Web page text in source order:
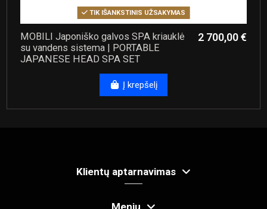
TIK IŠANKSTINIS UŽSAKYMAS
MOBILI Japoniško galvos SPA kriauklė
su vandens sistema | PORTABLE
JAPANESE HEAD SPA SET
2 700,00 €
Į krepšelį
Klientų aptarnavimas